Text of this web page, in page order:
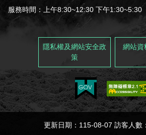
服務時間：上午8:30~12:30 下午1:30~5:30
隱私權及網站安全政
策
網站資
更新日期：115-08-07 訪客人數